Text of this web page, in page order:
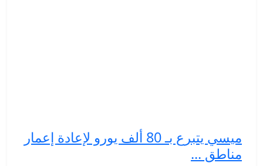
ميسي يتبرع بـ 80 ألف يورو لإعادة إعمار
مناطق ...